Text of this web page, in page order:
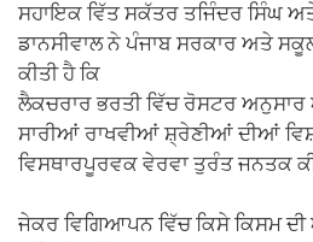
ਸਹਾਇਕ ਵਿੱਤ ਸਕੱਤਰ ਤਜਿੰਦਰ ਸਿੰਘ
ਡਾਨਸੀਵਾਲ ਨੇ ਪੰਜਾਬ ਸਰਕਾਰ ਅਤੇ
ਕੀਤੀ ਹੈ ਕਿ
ਲੈਕਚਰਾਰ ਭਰਤੀ ਵਿੱਚ ਰੋਸਟਰ
ਸਾਰੀਆਂ ਰਾਖਵੀਆਂ ਸ਼੍ਰੇਣੀਆਂ ਦੀਆਂ
ਵਿਸਥਾਰਪੂਰਵਕ ਵੇਰਵਾ ਤੁਰੰਤ ਜਨਤਕ
ਜੇਕਰ ਵਿਗਿਆਪਨ ਵਿੱਚ ਕਿਸੇ ਕਿਸਮ ਦੀ